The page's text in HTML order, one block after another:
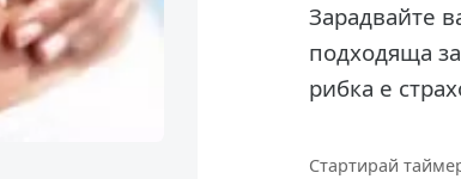
Зарадвайте
подходяща
рибка е
Стартирай